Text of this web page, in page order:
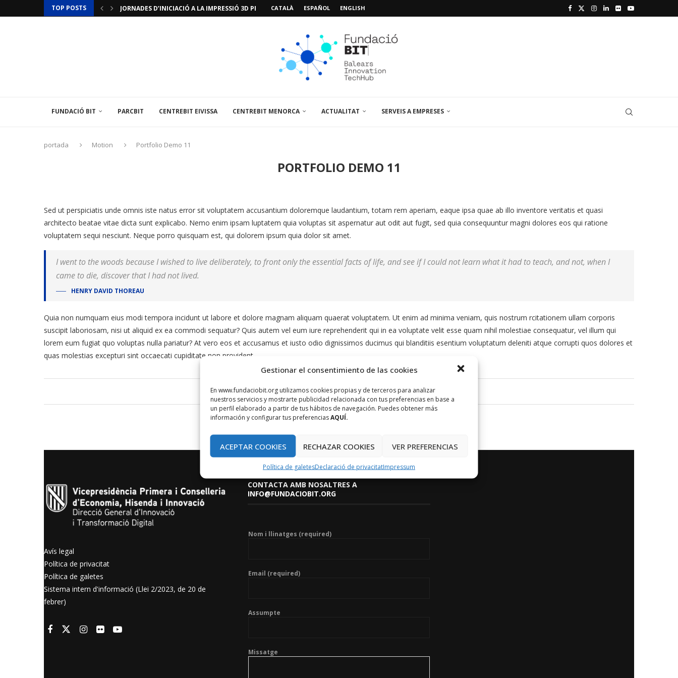
Gestionar el consentimiento de las cookies
En www.fundaciobit.org utilizamos cookies propias y de terceros para analizar
nuestros servicios y mostrarte publicidad relacionada con tus preferencias en base a
un perfil elaborado a partir de tus hábitos de navegación. Puedes obtener más
información y configurar tus preferenciasAQUÍ.
ACEPTAR COOKIES RECHAZAR COOKIES VER PREFERENCIAS
Política de galetesDeclaració de privacitatImpressum
TOP POSTS
JORNADES D’INICIACIÓ A LA IMPRESSIÓ 3D PER A...CATALÀ ESPAÑOL ENGLISH
FUNDACIÓ BIT PARCBIT CENTREBIT EIVISSA CENTREBIT MENORCA ACTUALITAT SERVEIS A EMPRESES
portada Motion Portfolio Demo 11
PORTFOLIO DEMO 11
Sed ut perspiciatis unde omnis iste natus error sit voluptatem accusantium doloremque laudantium, totam rem aperiam, eaque ipsa quae ab illo inventore veritatis et quasi
architecto beatae vitae dicta sunt explicabo. Nemo enim ipsam luptatem quia voluptas sit aspernatur aut odit aut fugit, sed quia consequuntur magni dolores eos qui ratione
voluptatem sequi nesciunt. Neque porro quisquam est, qui dolorem ipsum quia dolor sit amet.
I went to the woods because I wished to live deliberately, to front only the essential facts of life, and see if I could not learn what it had to teach, and not, when I
came to die, discover that I had not lived.
HENRY DAVID THOREAU
Quia non numquam eius modi tempora incidunt ut labore et dolore magnam aliquam quaerat voluptatem. Ut enim ad minima veniam, quis nostrum rcitationem ullam corporis
suscipit laboriosam, nisi ut aliquid ex ea commodi sequatur? Quis autem vel eum iure reprehenderit qui in ea voluptate velit esse quam nihil molestiae consequatur, vel illum qui
lorem eum fugiat quo voluptas nulla pariatur? At vero eos et accusamus et iusto odio dignissimos ducimus qui blanditiis esentium voluptatum deleniti atque corrupti quos dolores et
quas molestias excepturi sint occaecati cupiditate non provident,
SHARE
Avís legal
Política de privacitat
Política de galetes
Sistema intern d'informació (Llei 2/2023, de 20 de
febrer)
CONTACTA AMB NOSALTRES A
INFO@FUNDACIOBIT.ORG
Nom i llinatges (required)
Email (required)
Assumpte
Missatge